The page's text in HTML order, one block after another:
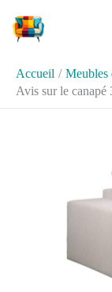
Accueil
Meubles
Avis sur le canapé